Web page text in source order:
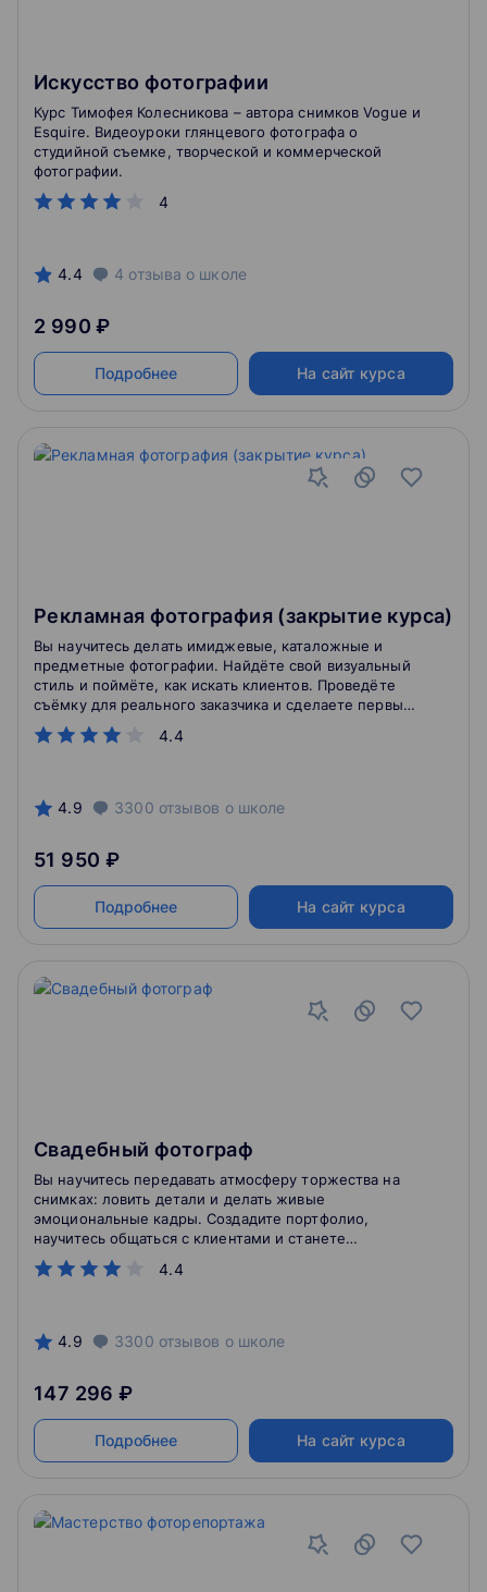
Искусство фотографии
4
Курс Тимофея Колесникова – автора снимков Vogue и
Esquire. Видеоуроки глянцевого фотографа о
студийной съемке, творческой и коммерческой
фотографии.
4.4 4 отзыва о школе
2 990 ₽
Подробнее На сайт курса
Рекламная фотография (закрытие курса)
4.4
Вы научитесь делать имиджевые, каталожные и
предметные фотографии. Найдёте свой визуальный
стиль и поймёте, как искать клиентов. Проведёте
съёмку для реального заказчика и сделаете первый
шаг к вашей карьере в рекламе.
4.9 3300 отзывов о школе
51 950 ₽
Подробнее На сайт курса
Свадебный фотограф
4.4
Вы научитесь передавать атмосферу торжества на
снимках: ловить детали и делать живые
эмоциональные кадры. Создадите портфолио,
научитесь общаться с клиентами и станете
профессиональным свадебным фотографом даже
если до курса не держали в руках камеру.
4.9 3300 отзывов о школе
147 296 ₽
Подробнее На сайт курса